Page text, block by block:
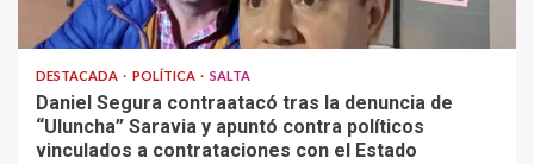
DESTACADA POLÍTICA SALTA
Daniel Segura contraatacó tras la denuncia de
“Uluncha” Saravia y apuntó contra políticos
vinculados a contrataciones con el Estado